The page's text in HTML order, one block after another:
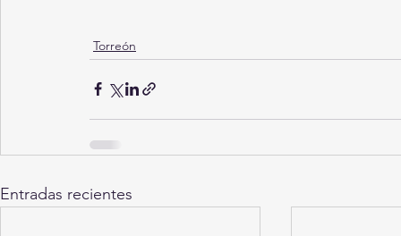
Torreón
Entradas recientes